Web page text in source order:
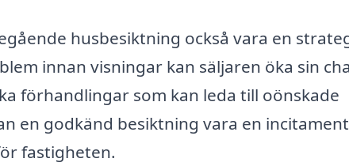
husbesiktning också vara en
innan visningar kan säljaren öka sin
förhandlingar som kan leda till oönskade
en godkänd besiktning vara en
fastigheten.